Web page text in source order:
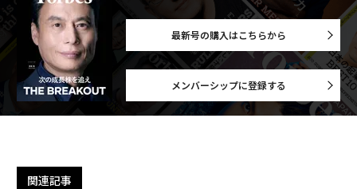
最新号の購入はこちらから
メンバーシップに登録する
関連記事